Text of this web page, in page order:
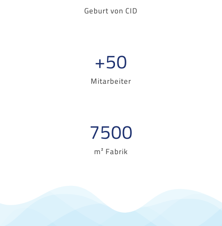
Geburt von CID
+50
Mitarbeiter
7500
m² Fabrik